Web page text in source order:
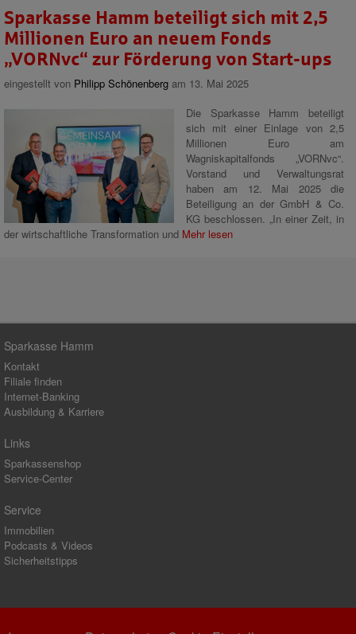
Sparkasse Hamm beteiligt sich mit 2,5
Millionen Euro an neuem Fonds
„VORNvc“ zur Förderung von Start-ups
eingestellt von Philipp Schönenberg am 13. Mai 2025
Die Sparkasse Hamm beteiligt
sich mit einer Einlage von 2,5
Millionen Euro am
Wagniskapitalfonds „VORNvc“.
Vorstand und Verwaltungsrat
haben am 12. Mai 2025 die
Beteiligung an der GmbH & Co.
KG beschlossen. „In einer Zeit, in
der wirtschaftliche Transformation und Mehr lesen
Sparkasse Hamm
Kontakt
Filiale finden
Internet-Banking
Ausbildung & Karriere
Links
Sparkassenshop
Service-Center
Service
Immobilien
Podcasts & Videos
Sicherheitstipps